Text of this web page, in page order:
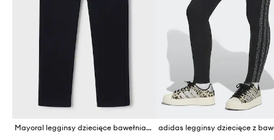
Mayoral legginsy dziecięce bawełniane z elastanem
adidas legginsy dziecięce z